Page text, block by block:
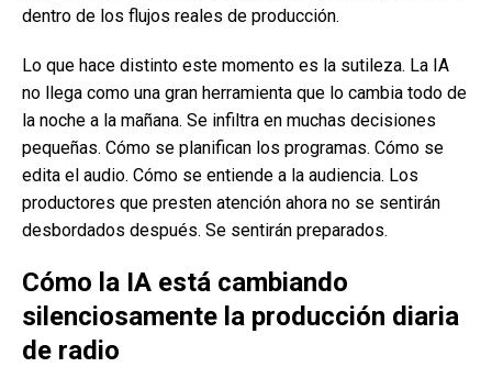
dentro de los flujos reales de producción.
Lo que hace distinto este momento es la sutileza. La IA
no llega como una gran herramienta que lo cambia todo de
la noche a la mañana. Se infiltra en muchas decisiones
pequeñas. Cómo se planifican los programas. Cómo se
edita el audio. Cómo se entiende a la audiencia. Los
productores que presten atención ahora no se sentirán
desbordados después. Se sentirán preparados.
Cómo la IA está cambiando
silenciosamente la producción diaria
de radio